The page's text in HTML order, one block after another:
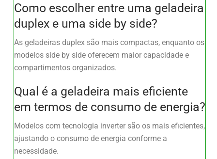
Como escolher entre uma geladeira
duplex e uma side by side?
As geladeiras duplex são mais compactas, enquanto os
modelos side by side oferecem maior capacidade e
compartimentos organizados.
Qual é a geladeira mais eficiente
em termos de consumo de energia?
Modelos com tecnologia inverter são os mais eficientes,
ajustando o consumo de energia conforme a
necessidade.